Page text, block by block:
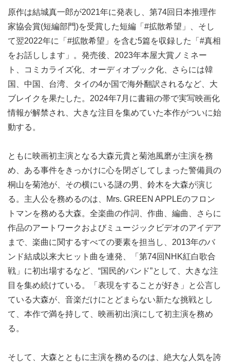
原作は結城真一郎が2021年に発表し、第74回日本推理作
家協会賞(短編部門)を受賞した短編「#拡散希望」、そし
て翌2022年に「#拡散希望」を含む5篇を収録した「#真相
をお話しします」。発売後、2023年本屋大賞ノミネー
ト、コミカライズ化、オーディオブック化、さらには韓
国、中国、台湾、タイの4か国で海外翻訳されるなど、大
ブレイクを果たした。2024年7月に書籍の帯で実写映画化
情報が解禁され、大きな注目を集めていた本作がついに始
動する。
ともに映画初主演となる大森元貴と菊池風磨が主演を務
め、ある事件をきっかけに心を閉ざしてしまった警備員の
桐山を菊池が、その横にいる謎の男、鈴木を大森が演じ
る。主人公を務めるのは、Mrs. GREEN APPLEのフロン
トマンを務める大森。全楽曲の作詞、作曲、編曲、さらに
作品のアートワークおよびミュージックビデオのアイデア
まで、楽曲に関するすべての要素を担当し、2013年のバ
ンド結成以来大ヒット曲を連発、「第74回NHK紅白歌合
戦」に初出場するなど、“国民的バンド”として、大きな注
目を集め続けている。「表現をすることが好き」と公言し
ている大森が、音楽だけにとどまらない新たな挑戦とし
て、本作で満を持して、映画初出演にして初主演を務め
る。
そして、大森とともに主演を務めるのは、絶大な人気を誇